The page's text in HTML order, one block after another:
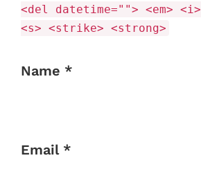
<del datetime=""> <em>
<s> <strike> <strong>
Name *
Email *